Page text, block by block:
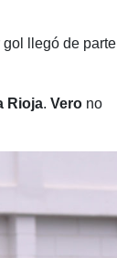
llegó de parte
Rioja. Verono